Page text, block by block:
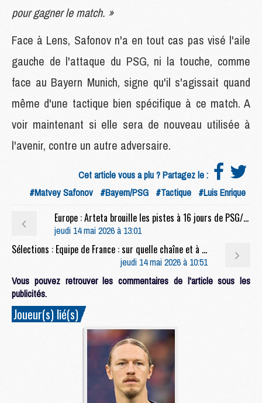
pour gagner le match. »
Face à Lens, Safonov n'a en tout cas pas visé l'aile
gauche de l'attaque du PSG, ni la touche, comme
face au Bayern Munich, signe qu'il s'agissait quand
même d'une tactique bien spécifique à ce match. A
voir maintenant si elle sera de nouveau utilisée à
l'avenir, contre un autre adversaire.
Cet article vous a plu ? Partagez le :
#Matvey Safonov #Bayern/PSG #Tactique #Luis Enrique
Europe : Arteta brouille les pistes à 16 jours de PSG/Arsenal
jeudi 14 mai 2026 à 13:01
Sélections : Equipe de France : sur quelle chaîne et à quelle heure suivre l'annonce de la liste pour la Coupe du monde 2026 ?
jeudi 14 mai 2026 à 10:51
Vous pouvez retrouver les commentaires de l'article sous les
publicités.
Joueur(s) lié(s)